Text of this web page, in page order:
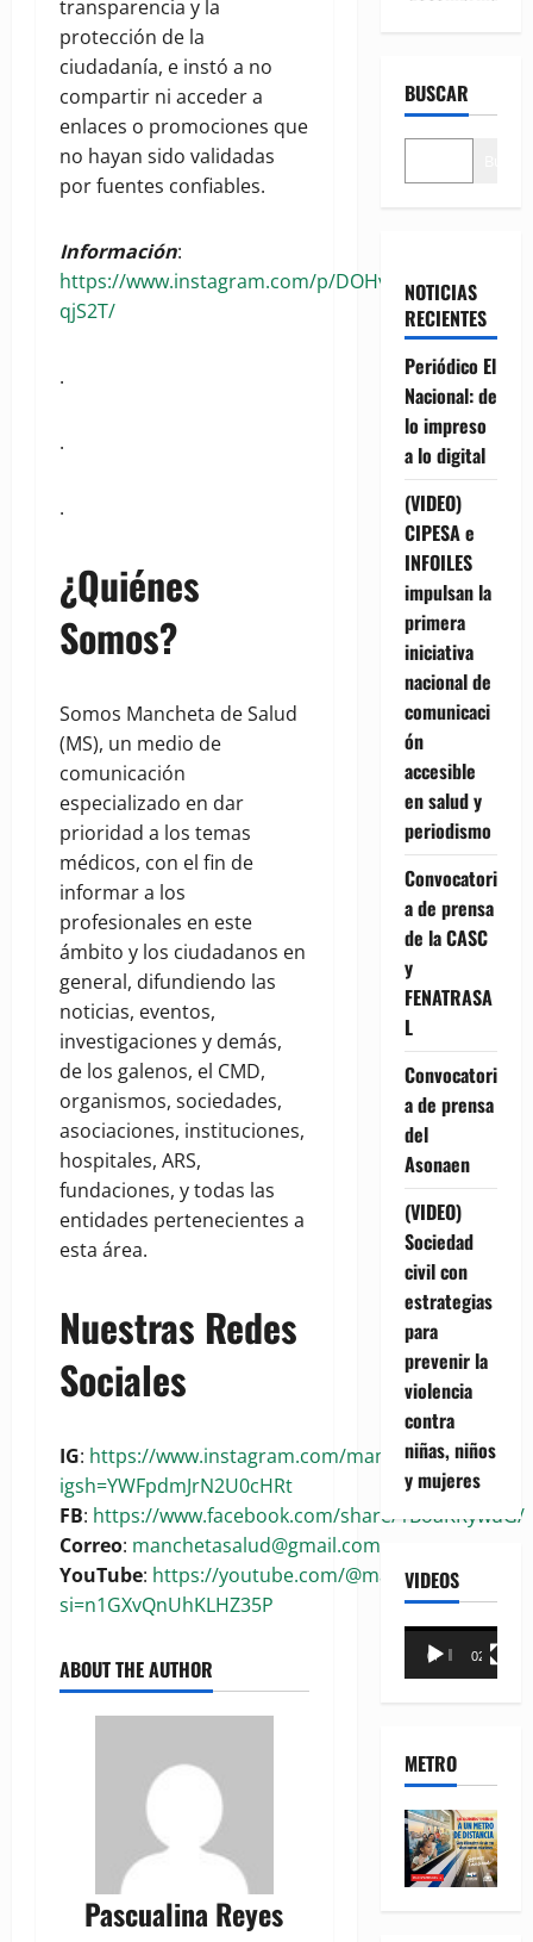
transparencia y la
protección de la
ciudadanía, e instó a no
compartir ni acceder a
enlaces o promociones que
no hayan sido validadas
por fuentes confiables.
Información:
https://www.instagram.com/p/DOHvA-
qjS2T/
.
.
.
¿Quiénes
Somos?
Somos Mancheta de Salud
(MS), un medio de
comunicación
especializado en dar
prioridad a los temas
médicos, con el fin de
informar a los
profesionales en este
ámbito y los ciudadanos en
general, difundiendo las
noticias, eventos,
investigaciones y demás,
de los galenos, el CMD,
organismos, sociedades,
asociaciones, instituciones,
hospitales, ARS,
fundaciones, y todas las
entidades pertenecientes a
esta área.
Nuestras Redes
Sociales
IG: https://www.instagram.com/manchetasalud?
igsh=YWFpdmJrN2U0cHRt
FB: https://www.facebook.com/share/1BoaKRywuG/
Correo: manchetasalud@gmail.com
YouTube: https://youtube.com/@manchetasalud?
si=n1GXvQnUhKLHZ35P
ABOUT THE AUTHOR
Pascualina Reyes
BUSCAR
NOTICIAS
RECIENTES
Periódico El
Nacional: de
lo impreso
a lo digital
(VIDEO)
CIPESA e
INFOILES
impulsan la
primera
iniciativa
nacional de
comunicaci
ón
accesible
en salud y
periodismo
Convocatori
a de prensa
de la CASC
y
FENATRASA
L
Convocatori
a de prensa
del
Asonaen
(VIDEO)
Sociedad
civil con
estrategias
para
prevenir la
violencia
contra
niñas, niños
y mujeres
VIDEOS
Reproductor
00:00 02:18
METRO